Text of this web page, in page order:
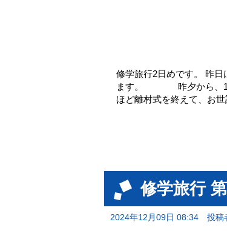
修学旅行2日めです。 昨
ます。 昨夕から、1
ほど離村式を終えて、お
修学旅行
2024年12月09日 08:34 投稿